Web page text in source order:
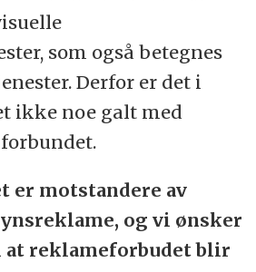
som også betegnes
Derfor er det i
ikke noe galt med
er motstandere av
og vi ønsker
reklameforbudet blir